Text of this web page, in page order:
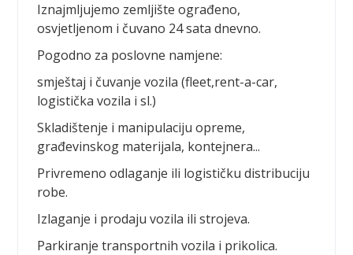
Iznajmljujemo zemljište ograđeno,
osvjetljenom i čuvano 24 sata dnevno.
Pogodno za poslovne namjene:
smještaj i čuvanje vozila (fleet,rent-a-car,
logistička vozila i sl.)
Skladištenje i manipulaciju opreme,
građevinskog materijala, kontejnera...
Privremeno odlaganje ili logističku distribuciju
robe.
Izlaganje i prodaju vozila ili strojeva.
Parkiranje transportnih vozila i prikolica.